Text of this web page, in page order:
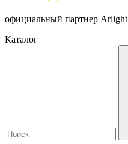
официальный партнер Arlight
Каталог